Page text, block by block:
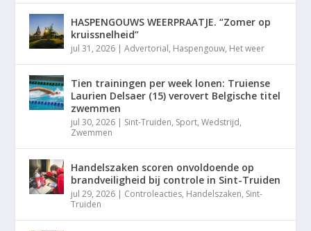
HASPENGOUWS WEERPRAATJE. “Zomer op
kruissnelheid”
jul 31, 2026 |Advertorial, Haspengouw, Het weer
Tien trainingen per week lonen: Truiense
Laurien Delsaer (15) verovert Belgische titel
zwemmen
jul 30, 2026 | Sint-Truiden, Sport,Wedstrijd,
Zwemmen
Handelszaken scoren onvoldoende op
brandveiligheid bij controle in Sint-Truiden
jul 29, 2026 | Controleacties, Handelszaken, Sint-
Truiden